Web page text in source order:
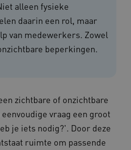
alleen fysieke
daarin een rol, maar
van medewerkers. Zowel
beperkingen.
zichtbare of onzichtbare
vraag een groot
je iets nodig?'. Door deze
ruimte om passende